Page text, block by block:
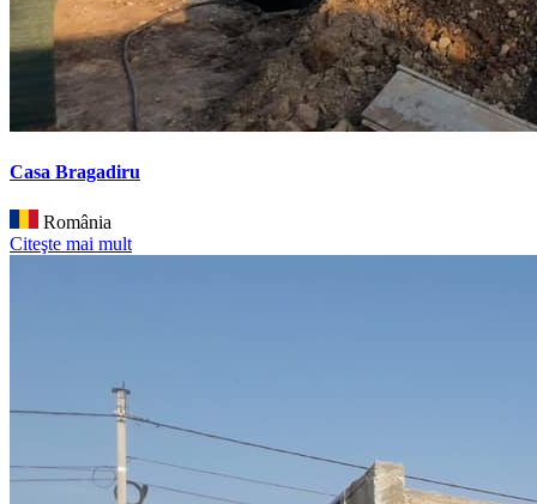
Casa Bragadiru
România
Citeşte mai mult